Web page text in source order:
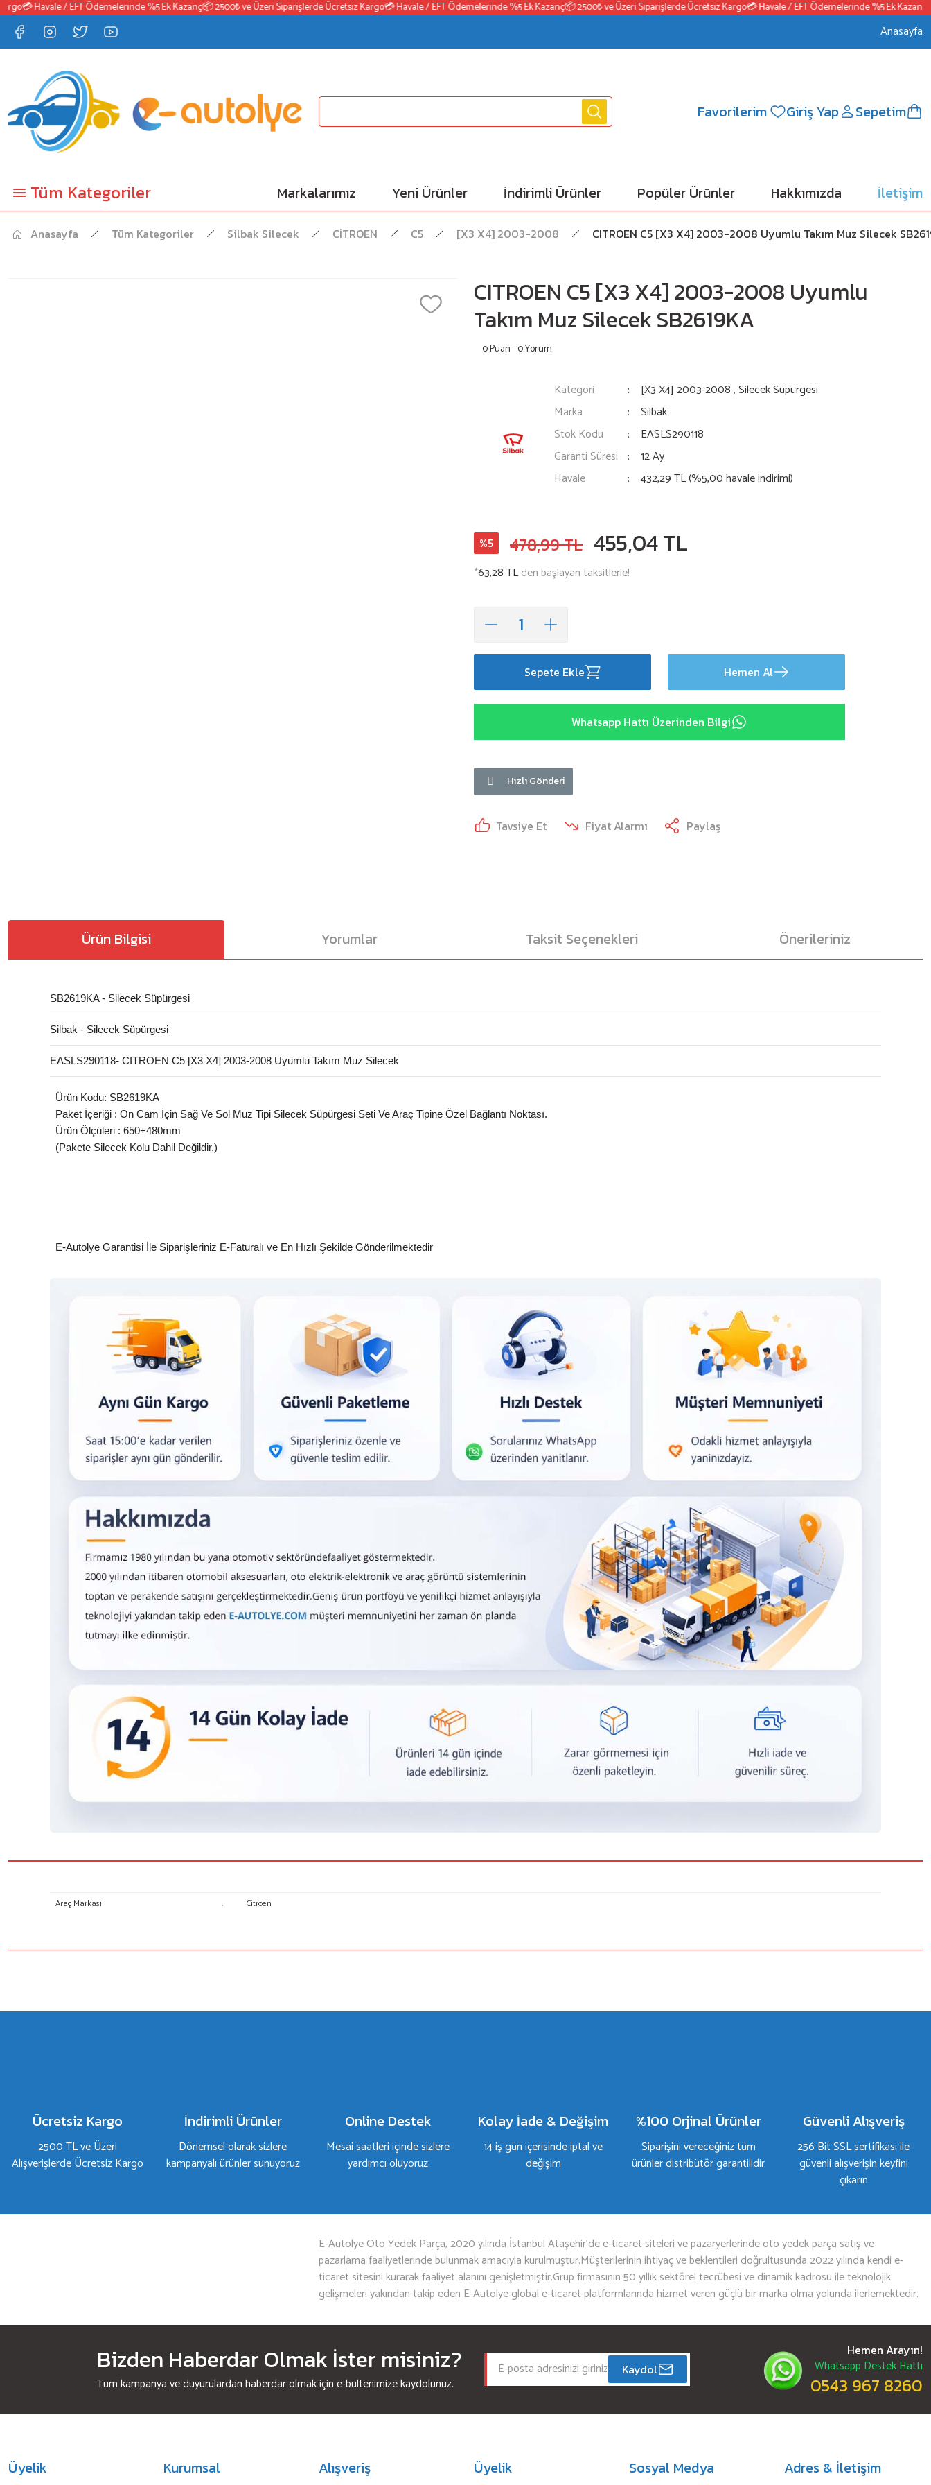
💳 Havale / EFT Ödemelerinde %5 Ek Kazanç📦 2500₺ ve Üzeri Siparişlerde Ücretsiz Kargo💳 Havale / EFT Ödemelerinde %5 Ek Kazanç📦 2500₺ ve Üzeri Siparişlerde Ücretsiz Kargo💳 Havale / EFT Ödemelerinde %5 Ek Kazanç
Anasayfa
Favorilerim Giriş Yap Sepetim
Tüm Kategoriler Markalarımız Yeni Ürünler İndirimli Ürünler Popüler Ürünler Hakkımızda İletişim
Anasayfa Tüm Kategoriler Silbak Silecek CİTROEN C5 [X3 X4] 2003-2008 CITROEN C5 [X3 X4] 2003-2008 Uyumlu Takım Muz Silecek
CITROEN C5 [X3 X4] 2003-2008 Uyumlu
Takım Muz Silecek SB2619KA
0 Puan - 0 Yorum
Kategori [X3 X4] 2003-2008,Silecek Süpürgesi
Marka
Silbak
Stok Kodu
EASLS290118
Garanti Süresi
12 Ay
Havale
432,29 TL (%5,00 havale indirimi)
%5 478,99 TL 455,04 TL
*63,28 TLden başlayan taksitlerle!
Sepete Ekle Hemen Al
Whatsapp Hattı Üzerinden Bilgi
Hızlı Gönderi
Tavsiye Et Fiyat Alarmı Paylaş
Ürün Bilgisi Yorumlar Taksit Seçenekleri Önerileriniz
SB2619KA - Silecek Süpürgesi
Silbak - Silecek Süpürgesi
EASLS290118- CITROEN C5 [X3 X4] 2003-2008 Uyumlu Takım Muz Silecek
Ürün Kodu: SB2619KA
Paket İçeriği : Ön Cam İçin Sağ Ve Sol Muz Tipi Silecek Süpürgesi Seti Ve Araç Tipine Özel Bağlantı Noktası.
Ürün Ölçüleri : 650+480mm
(Pakete Silecek Kolu Dahil Değildir.)
E-Autolye Garantisi İle Siparişleriniz E-Faturalı ve En Hızlı Şekilde Gönderilmektedir
Araç Markası : Citroen
Bu ürüne ilk yorumu siz yapın!
Bu ürüne benzer farklı alternatifler olmalı.
Ücretsiz Kargo
2500 TL ve Üzeri
Alışverişlerde Ücretsiz Kargo
İndirimli Ürünler
Dönemsel olarak sizlere
kampanyalı ürünler sunuyoruz
Online Destek
Mesai saatleri içinde sizlere
yardımcı oluyoruz
Kolay İade & Değişim
14 iş gün içerisinde iptal ve
değişim
%100 Orjinal Ürünler
Siparişini vereceğiniz tüm
ürünler distribütör garantilidir
Güvenli Alışveriş
256 Bit SSL sertifikası ile
güvenli alışverişin keyfini
çıkarın
E-Autolye Oto Yedek Parça, 2020 yılında İstanbul Ataşehir’de e-ticaret siteleri ve pazaryerlerinde oto yedek parça satış ve
pazarlama faaliyetlerinde bulunmak amacıyla kurulmuştur.Müşterilerinin ihtiyaç ve beklentileri doğrultusunda 2022 yılında kendi e-
ticaret sitesini kurarak faaliyet alanını genişletmiştir.Grup firmasının 50 yıllık sektörel tecrübesi ve dinamik kadrosu ile teknolojik
gelişmeleri yakından takip eden E-Autolye global e-ticaret platformlarında hizmet veren güçlü bir marka olma yolunda ilerlemektedir.
Bizden Haberdar Olmak İster misiniz?
Tüm kampanya ve duyurulardan haberdar olmak için e-bültenimize kaydolunuz.
Kaydol
Hemen Arayın!
Whatsapp Destek Hattı
0543 967 8260
Üyelik Kurumsal Alışveriş Üyelik Sosyal Medya Adres & İletişim